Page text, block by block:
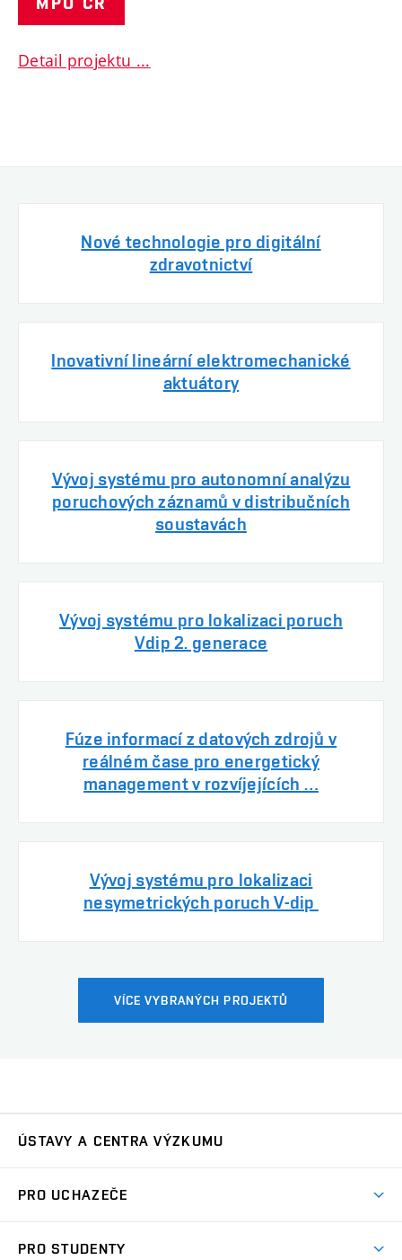
Detail projektu ...
Nové technologie pro digitální
zdravotnictví
Inovativní lineární elektromechanické
aktuátory
Vývoj systému pro autonomní analýzu
poruchových záznamů v distribučních
soustavách
Vývoj systému pro lokalizaci poruch
Vdip 2. generace
Fúze informací z datových zdrojů v
reálném čase pro energetický
management v rozvíjejících …
Vývoj systému pro lokalizaci
nesymetrických poruch V-dip
VÍCE VYBRANÝCH PROJEKTŮ
ÚSTAVY A CENTRA VÝZKUMU
Ústav automatizace a měřicí techniky
PRO UCHAZEČE
PRO STUDENTY